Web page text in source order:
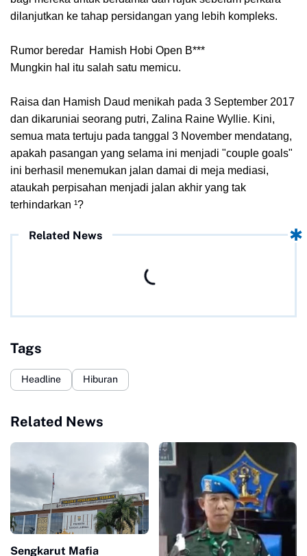
dilanjutkan ke tahap persidangan yang lebih kompleks.
Rumor beredar Hamish Hobi Open B***
Mungkin hal itu salah satu memicu.
Raisa dan Hamish Daud menikah pada 3 September 2017
dan dikaruniai seorang putri, Zalina Raine Wyllie. Kini,
semua mata tertuju pada tanggal 3 November mendatang,
apakah pasangan yang selama ini menjadi "couple goals"
ini berhasil menemukan jalan damai di meja mediasi,
ataukah perpisahan menjadi jalan akhir yang tak
terhindarkan ¹?
Related News
Tags
Headline Hiburan
Related News
Sengkarut Mafia